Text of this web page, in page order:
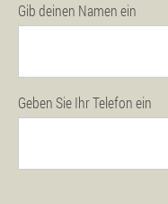
Gib deinen Namen ein
Geben Sie Ihr Telefon ein